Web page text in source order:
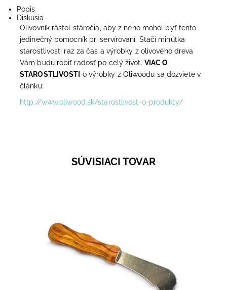
Popis
Diskusia
Olivovník rástol stáročia, aby z neho mohol byť tento
jedinečný pomocník pri servírovaní. Stačí minútka
starostlivosti raz za čas a výrobky z olivového dreva
Vám budú robiť radosť po celý život. VIAC O
STAROSTLIVOSTI o výrobky z Oliwoodu sa dozviete v
článku:
http://www.oliwood.sk/starostlivost-o-produkty/
SÚVISIACI TOVAR
Nožík na maslo s krásnou kresbou olivového dreva
Vám bez pochýb spríjemní sobotné ráno v znamení
kávy, vianočky a samozrejme masla. Obľúbite si ho...
Skladom 6